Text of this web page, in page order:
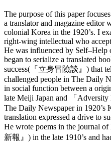
The purpose of this paper
a translator and magazine editor
colonial Korea in the 1920’s. I
right-wing intellectual who
He was influenced by Self–Help
began to serialize a translated
success(『立身冒險談』) that
challenged people in The Daily
in social function between a
late Meiji Japan and 「Adversity
The Daily Newspaper in 1920’s
translation expressed a drive to
He wrote poems in the journal
新報』) in the late 1910’s and